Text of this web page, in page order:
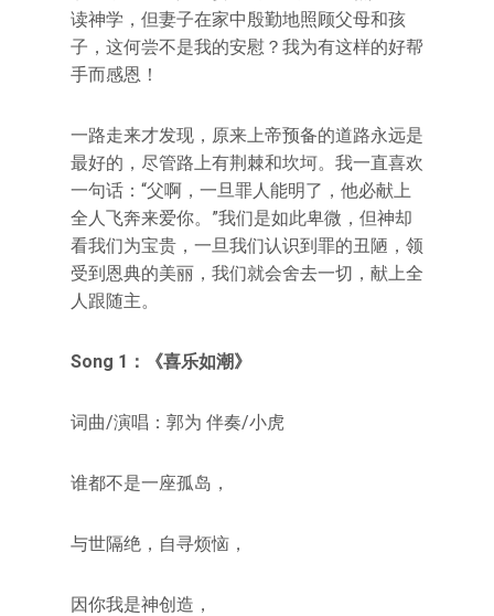
读神学，但妻子在家中殷勤地照顾父母和孩
子，这何尝不是我的安慰？我为有这样的好帮
手而感恩！
一路走来才发现，原来上帝预备的道路永远是
最好的，尽管路上有荆棘和坎坷。我一直喜欢
一句话：“父啊，一旦罪人能明了，他必献上
全人飞奔来爱你。”我们是如此卑微，但神却
看我们为宝贵，一旦我们认识到罪的丑陋，领
受到恩典的美丽，我们就会舍去一切，献上全
人跟随主。
Song 1：《喜乐如潮》
词曲/演唱：郭为 伴奏/小虎
谁都不是一座孤岛，
与世隔绝，自寻烦恼，
因你我是神创造，